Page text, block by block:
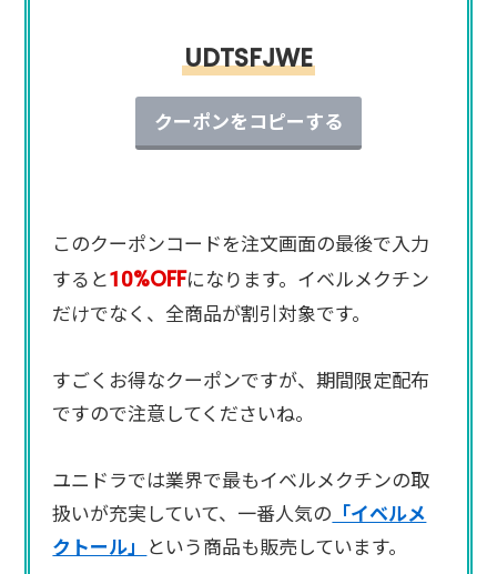
UDTSFJWE
クーポンをコピーする
このクーポンコードを注文画面の最後で入力
すると10%OFFになります。イベルメクチン
だけでなく、全商品が割引対象です。
すごくお得なクーポンですが、期間限定配布
ですので注意してくださいね。
ユニドラでは業界で最もイベルメクチンの取
扱いが充実していて、一番人気の 「イベルメ
クトール」 という商品も販売しています。